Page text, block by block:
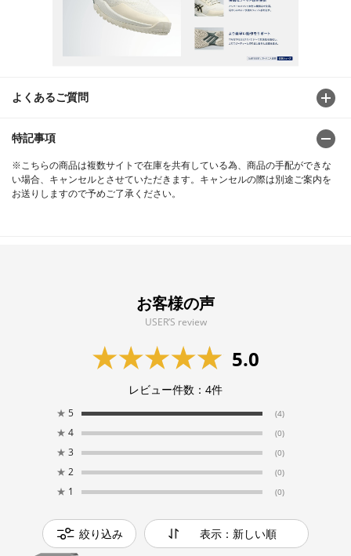
よくあるご質問
特記事項
※こちらの商品は複数サイトで在庫を共有している為、商品の手配ができな
い場合、キャンセルとさせていただきます。キャンセルの際は別途ご案内を
お送りしますので予めご了承ください。
お客様の声
USER’S review
5.0
レビュー件数： 4件
★ 5 (4)
★ 4 (0)
★ 3 (0)
★ 2 (0)
★ 1 (0)
絞り込み 表示：新しい順